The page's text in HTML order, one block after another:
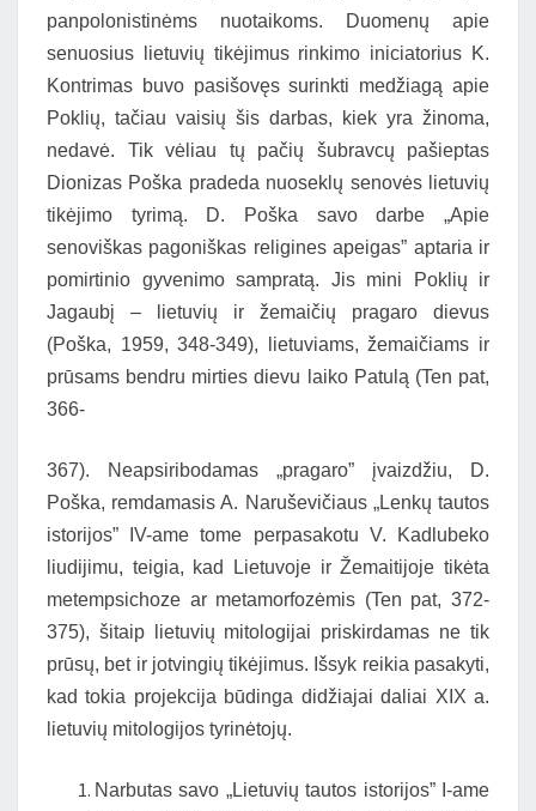
panpolonistinėms nuotaikoms. Duomenų apie
senuosius lietuvių tikėjimus rinkimo iniciatorius K.
Kontrimas buvo pasišovęs surinkti medžiagą apie
Poklių, tačiau vaisių šis darbas, kiek yra žinoma,
nedavė. Tik vėliau tų pačių šubravcų pašieptas
Dionizas Poška pradeda nuoseklų senovės lietuvių
tikėjimo tyrimą. D. Poška savo darbe „Apie
senoviškas pagoniškas religines apeigas” aptaria ir
pomirtinio gyvenimo sampratą. Jis mini Poklių ir
Jagaubį – lietuvių ir žemaičių pragaro dievus
(Poška, 1959, 348-349), lietuviams, žemaičiams ir
prūsams bendru mirties dievu laiko Patulą (Ten pat,
366-
367). Neapsiribodamas „pragaro” įvaizdžiu, D.
Poška, remdamasis A. Naruševičiaus „Lenkų tautos
istorijos” IV-ame tome perpasakotu V. Kadlubeko
liudijimu, teigia, kad Lietuvoje ir Žemaitijoje tikėta
metempsichoze ar metamorfozėmis (Ten pat, 372-
375), šitaip lietuvių mitologijai priskirdamas ne tik
prūsų, bet ir jotvingių tikėjimus. Išsyk reikia pasakyti,
kad tokia projekcija būdinga didžiajai daliai XIX a.
lietuvių mitologijos tyrinėtojų.
Narbutas savo „Lietuvių tautos istorijos” I-ame